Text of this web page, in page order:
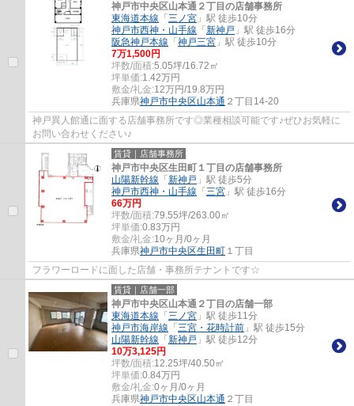
神戸市中央区山本通２丁目の店舗事務所
東海道本線 「 三ノ宮 」駅 徒歩10分
神戸市西神・山手線 「 新神戸 」駅 徒歩16分
阪急神戸本線 「 神戸三宮 」駅 徒歩10分
7万1,500円
坪数/面積:5.05坪/16.72㎡
坪単価:1.42万円
敷金/礼金:12万円/19.8万円
兵庫県神戸市中央区山本通 ２丁目14-20
神戸異人館通に面する店舗事務所です◎業種相談可能です♪ぜひお気軽に
お問い合わせください♪
賃貸｜店舗事務所
神戸市中央区生田町１丁目の店舗事務所
山陽新幹線 「 新神戸 」駅 徒歩5分
神戸市西神・山手線 「 三宮 」駅 徒歩16分
66万円
坪数/面積:79.55坪/263.00㎡
坪単価:0.83万円
敷金/礼金:10ヶ月/0ヶ月
兵庫県神戸市中央区生田町 １丁目
フラワーロードに面した店舗・事務所テナントです☆
賃貸｜店舗一部
神戸市中央区山本通２丁目の店舗一部
東海道本線 「 三ノ宮 」駅 徒歩11分
神戸市海岸線 「 三宮・花時計前 」駅 徒歩15分
山陽新幹線 「 新神戸 」駅 徒歩12分
10万3,125円
坪数/面積:12.25坪/40.50㎡
坪単価:0.84万円
敷金/礼金:0ヶ月/0ヶ月
兵庫県神戸市中央区山本通 ２丁目